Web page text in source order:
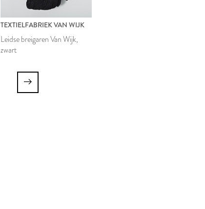
TEXTIELFABRIEK VAN WIJK
Leidse breigaren Van Wijk,
zwart